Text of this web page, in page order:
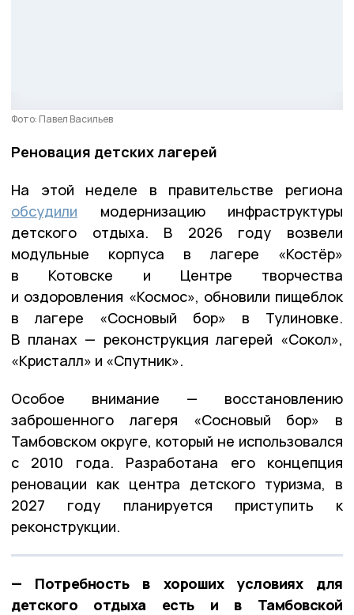
Фото: Павел Васильев
Реновация детских лагерей
На этой неделе в правительстве региона
обсудили модернизацию инфраструктуры
детского отдыха. В 2026 году возвели
модульные корпуса в лагере «Костёр»
в Котовске и Центре творчества
и оздоровления «Космос», обновили пищеблок
в лагере «Сосновый бор» в Тулиновке.
В планах — реконструкция лагерей «Сокол»,
«Кристалл» и «Спутник».
Особое внимание — восстановлению
заброшенного лагеря «Сосновый бор» в
Тамбовском округе, который не использовался
с 2010 года. Разработана его концепция
реновации как центра детского туризма, в
2027 году планируется приступить к
реконструкции.
— Потребность в хороших условиях для
детского отдыха есть и в Тамбовской